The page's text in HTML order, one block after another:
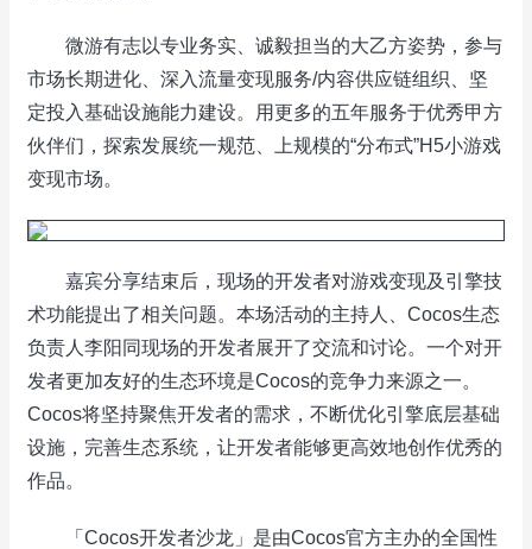
微游有志以专业务实、诚毅担当的大乙方姿势，参与
市场长期进化、深入流量变现服务/内容供应链组织、坚
定投入基础设施能力建设。用更多的五年服务于优秀甲方
伙伴们，探索发展统一规范、上规模的“分布式”H5小游戏
变现市场。
嘉宾分享结束后，现场的开发者对游戏变现及引擎技
术功能提出了相关问题。本场活动的主持人、Cocos生态
负责人李阳同现场的开发者展开了交流和讨论。一个对开
发者更加友好的生态环境是Cocos的竞争力来源之一。
Cocos将坚持聚焦开发者的需求，不断优化引擎底层基础
设施，完善生态系统，让开发者能够更高效地创作优秀的
作品。
「Cocos开发者沙龙」是由Cocos官方主办的全国性